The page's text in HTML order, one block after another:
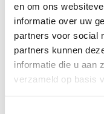
en om ons
informatie over uw
partners voor social
partners kunnen
informatie die u aan
verzameld op basis
Begraafplaats
Deze
katholieke
begraafplaats staat
glas opgetrokken.